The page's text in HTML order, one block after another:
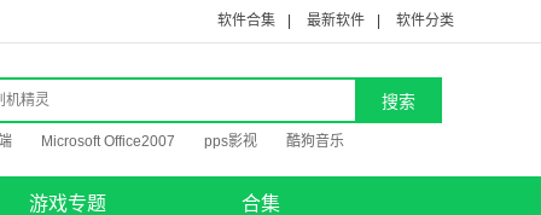
软件合集 最新软件 软件分类
Microsoft Office2007 pps影视 酷狗音乐
游戏专题 合集